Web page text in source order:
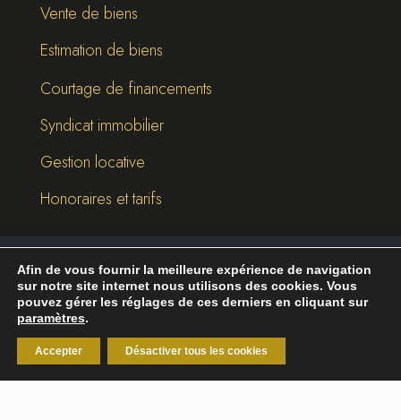
Vente de biens
Estimation de biens
Courtage de financements
Syndicat immobilier
Gestion locative
Honoraires et tarifs
©2026Break-Out Company- Agence de
communication
Mentions légales|Politique de confidentialité
Afin de vous fournir la meilleure expérience de navigation
sur notre site internet nous utilisons des cookies. Vous
pouvez gérer les réglages de ces derniers en cliquant sur
paramètres.
Accepter Désactiver tous les cookies